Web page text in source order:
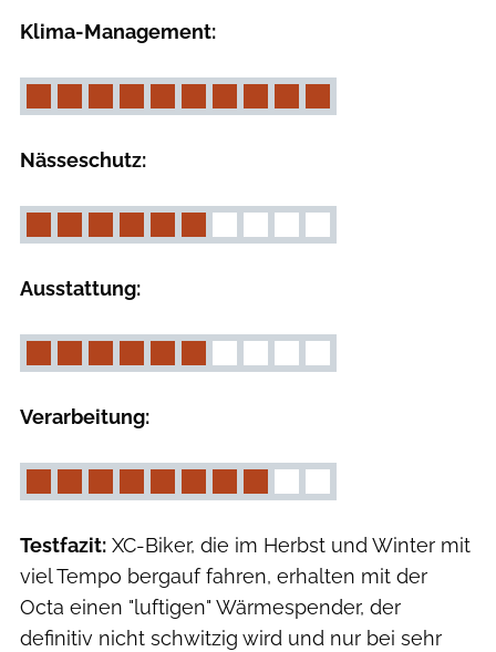
Klima-Management:
Nässeschutz:
Ausstattung:
Verarbeitung:
Testfazit: XC-Biker, die im Herbst und Winter mit
viel Tempo bergauf fahren, erhalten mit der
Octa einen "luftigen" Wärmespender, der
definitiv nicht schwitzig wird und nur bei sehr